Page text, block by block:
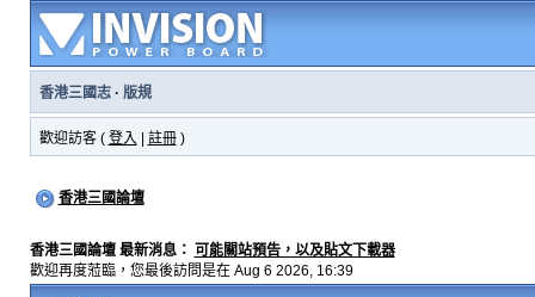
香港三國志· 版規
歡迎訪客 ( 登入 註冊)
香港三國論壇
香港三國論壇 最新消息： 可能關站預告，以及貼文下載器
歡迎再度蒞臨，您最後訪問是在 Aug 6 2026, 16:39